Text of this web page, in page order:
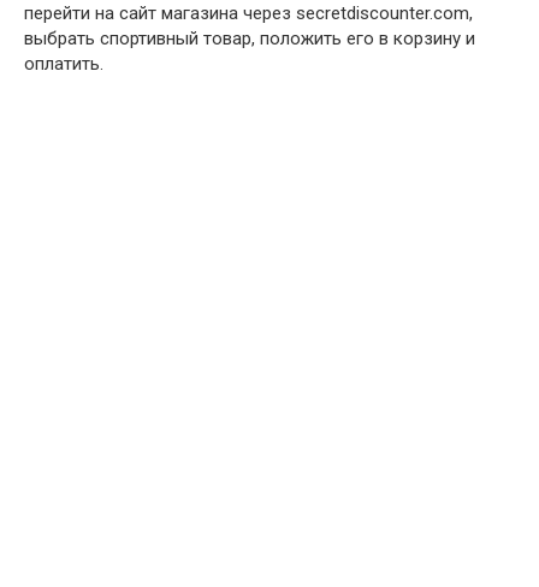
перейти на сайт магазина через secretdiscounter.com,
выбрать спортивный товар, положить его в корзину и
оплатить.